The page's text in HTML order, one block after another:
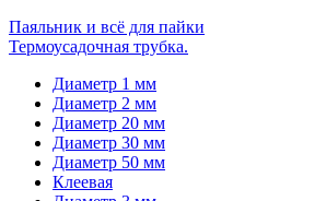
Паяльник и всё для пайки
Термоусадочная трубка.
Диаметр 1 мм
Диаметр 2 мм
Диаметр 20 мм
Диаметр 30 мм
Диаметр 50 мм
Клеевая